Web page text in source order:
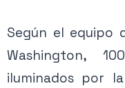
Según el equipo
Washington,
iluminados por